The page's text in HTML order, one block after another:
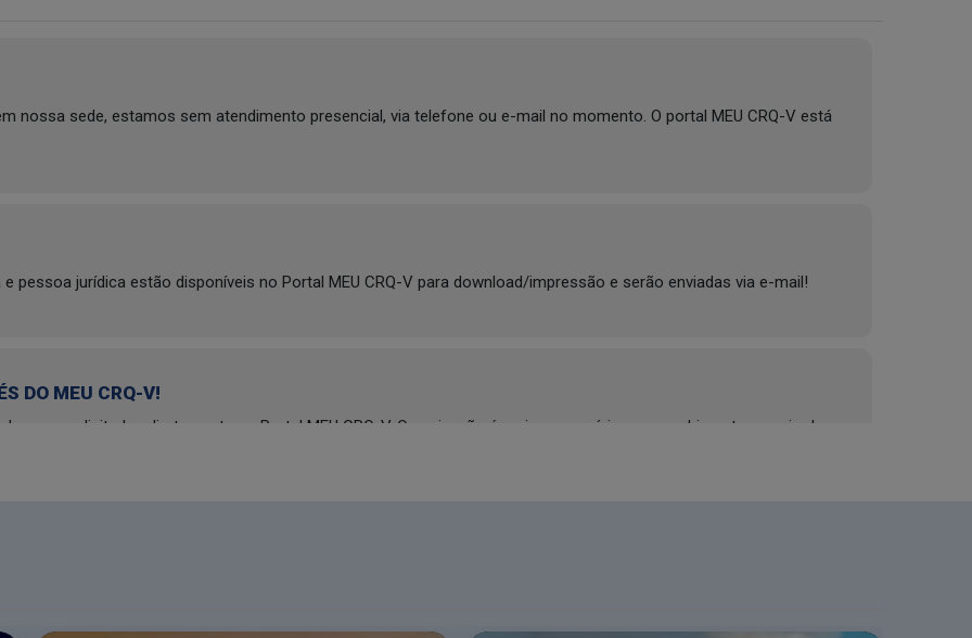
nossa sede, estamos sem atendimento presencial, via telefone ou e-mail no momento. O portal MEU CRQ-V está
pessoa jurídica estão disponíveis no Portal MEU CRQ-V para download/impressão e serão enviadas via e-mail!
DO MEU CRQ-V!
ser solicitadas diretamente no Portal MEU CRQ-V. Ou seja, não é mais necessário o preenchimento e envio de